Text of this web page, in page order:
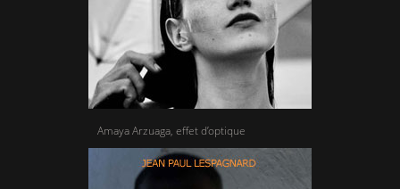
Amaya Arzuaga, effet d’optique